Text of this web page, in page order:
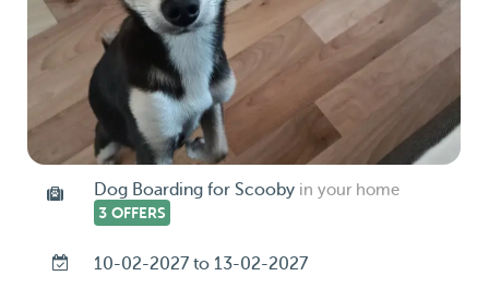
Dog Boarding for Scooby in your home
3 OFFERS
10-02-2027 to 13-02-2027